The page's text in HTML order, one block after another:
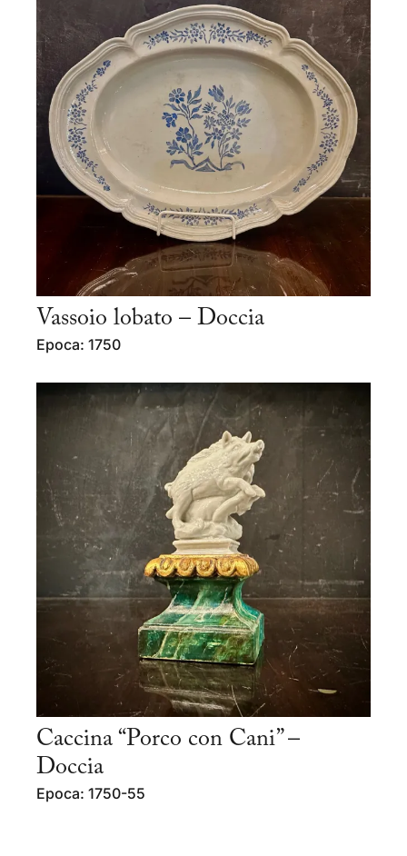
Vassoio lobato – Doccia
Epoca: 1750
Caccina “Porco con Cani” –
Doccia
Epoca: 1750-55